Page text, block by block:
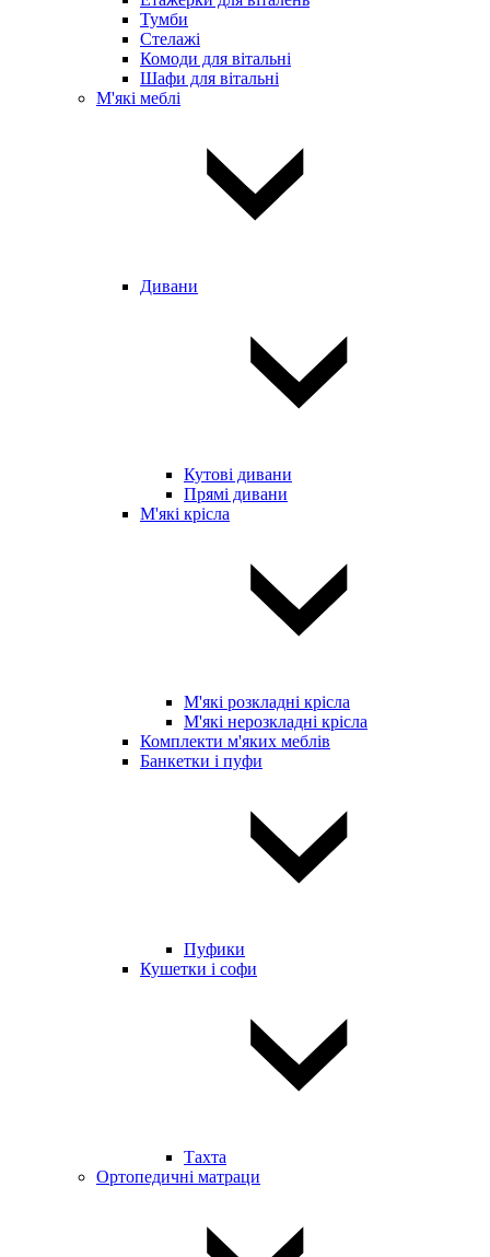
Тумби
Стелажі
Комоди для вітальні
Шафи для вітальні
М'які меблі
Дивани
Кутові дивани
Прямі дивани
М'які крісла
М'які розкладні крісла
М'які нерозкладні крісла
Комплекти м'яких меблів
Банкетки і пуфи
Пуфики
Кушетки і софи
Тахта
Ортопедичні матраци